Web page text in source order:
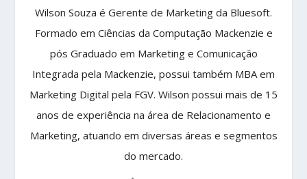
Wilson Souza é Gerente de Marketing da Bluesoft.
Formado em Ciências da Computação Mackenzie e
pós Graduado em Marketing e Comunicação
Integrada pela Mackenzie, possui também MBA em
Marketing Digital pela FGV. Wilson possui mais de 15
anos de experiência na área de Relacionamento e
Marketing, atuando em diversas áreas e segmentos
do mercado.